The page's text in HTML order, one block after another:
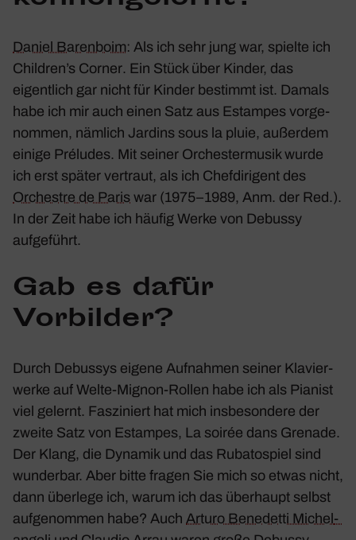
Daniel Baren­boim: Als ich sehr jung war, spielte ich
Children’s Corner. Ein Stück über Kinder, das
eigent­lich gar nicht für Kinder bestimmt ist. Damals
habe ich mir auch einen Satz aus Estampes vorge­
nommen, nämlich Jardins sous la pluie, außerdem
einige Préludes. Mit seiner Orches­ter­musik wurde
ich erst später vertraut, als ich Chef­di­ri­gent des
Orchestre de Paris war (1975–1989, Anm. der Red.).
In der Zeit habe ich häufig Werke von Debussy
aufge­führt.
Gab es dafür
Vorbilder?
Durch Debussys eigene Aufnahmen seiner Klavier­
werke auf Welte-Mignon-Rollen habe ich als Pianist
viel gelernt. Faszi­niert hat mich insbe­son­dere der
zweite Satz von Estampes, La soirée dans Grenade.
Der Klang, die Dynamik und das Ruba­to­spiel sind
wunderbar. Aber bitte fragen Sie mich so etwas nicht,
dann über­lege ich, warum ich das über­haupt selbst
aufge­nommen habe? Auch Arturo Bene­detti Michel­